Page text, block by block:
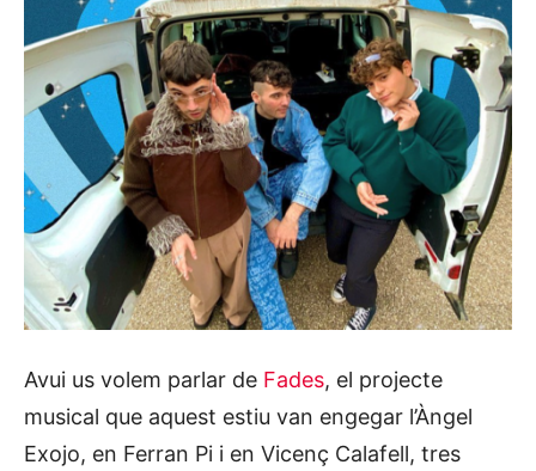
Avui us volem parlar de Fades, el projecte
musical que aquest estiu van engegar l’Àngel
Exojo, en Ferran Pi i en Vicenç Calafell, tres